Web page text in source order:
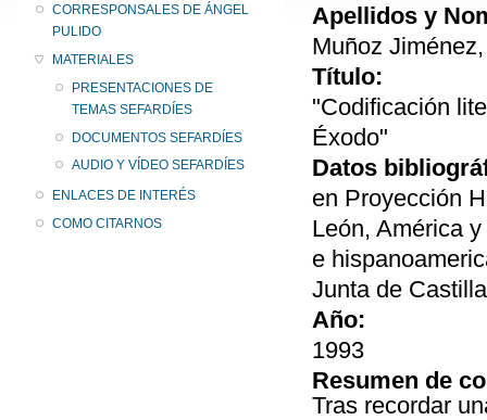
CORRESPONSALES DE ÁNGEL
PULIDO
MATERIALES
PRESENTACIONES DE
TEMAS SEFARDÍES
DOCUMENTOS SEFARDÍES
AUDIO Y VÍDEO SEFARDÍES
ENLACES DE INTERÉS
COMO CITARNOS
Apellidos y
Muñoz
Título:
"Codificación
Éxodo"
Datos
en Proyección
León, América
e
Junta de
Año:
1993
Resumen de
Tras recordar